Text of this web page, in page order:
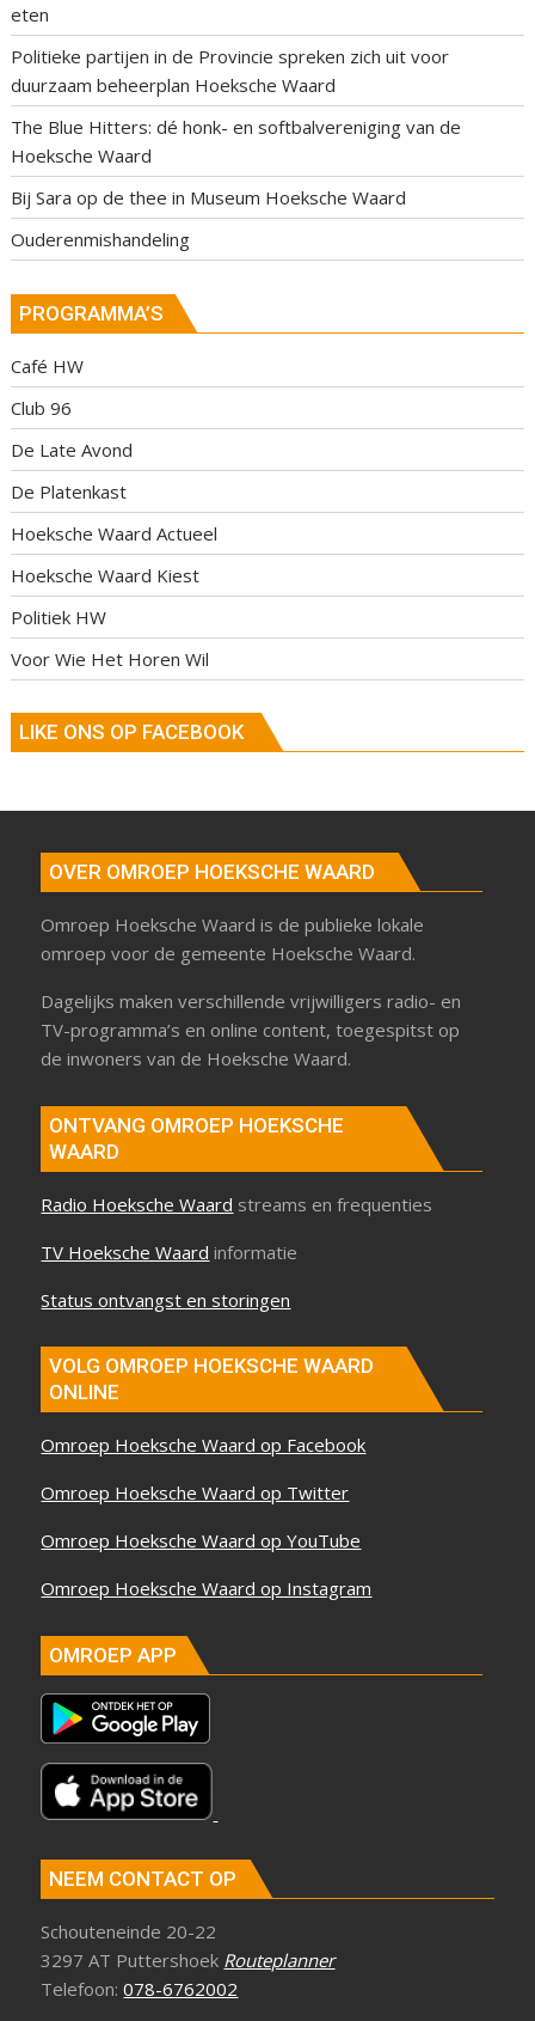
eten
Politieke partijen in de Provincie spreken zich uit voor
duurzaam beheerplan Hoeksche Waard
The Blue Hitters: dé honk- en softbalvereniging van de
Hoeksche Waard
Bij Sara op de thee in Museum Hoeksche Waard
Ouderenmishandeling
PROGRAMMA’S
Café HW
Club 96
De Late Avond
De Platenkast
Hoeksche Waard Actueel
Hoeksche Waard Kiest
Politiek HW
Voor Wie Het Horen Wil
LIKE ONS OP FACEBOOK
OVER OMROEP HOEKSCHE WAARD
Omroep Hoeksche Waard is de publieke lokale
omroep voor de gemeente Hoeksche Waard.
Dagelijks maken verschillende vrijwilligers radio- en
TV-programma’s en online content, toegespitst op
de inwoners van de Hoeksche Waard.
ONTVANG OMROEP HOEKSCHE
WAARD
Radio Hoeksche Waard streams en frequenties
TV Hoeksche Waard informatie
Status ontvangst en storingen
VOLG OMROEP HOEKSCHE WAARD
ONLINE
Omroep Hoeksche Waard op Facebook
Omroep Hoeksche Waard op Twitter
Omroep Hoeksche Waard op YouTube
Omroep Hoeksche Waard op Instagram
OMROEP APP
NEEM CONTACT OP
Schouteneinde 20-22
3297 AT Puttershoek Routeplanner
Telefoon:078-6762002